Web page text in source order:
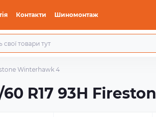
Контакти Шиномонтаж
Winterhawk 4
R17 93H